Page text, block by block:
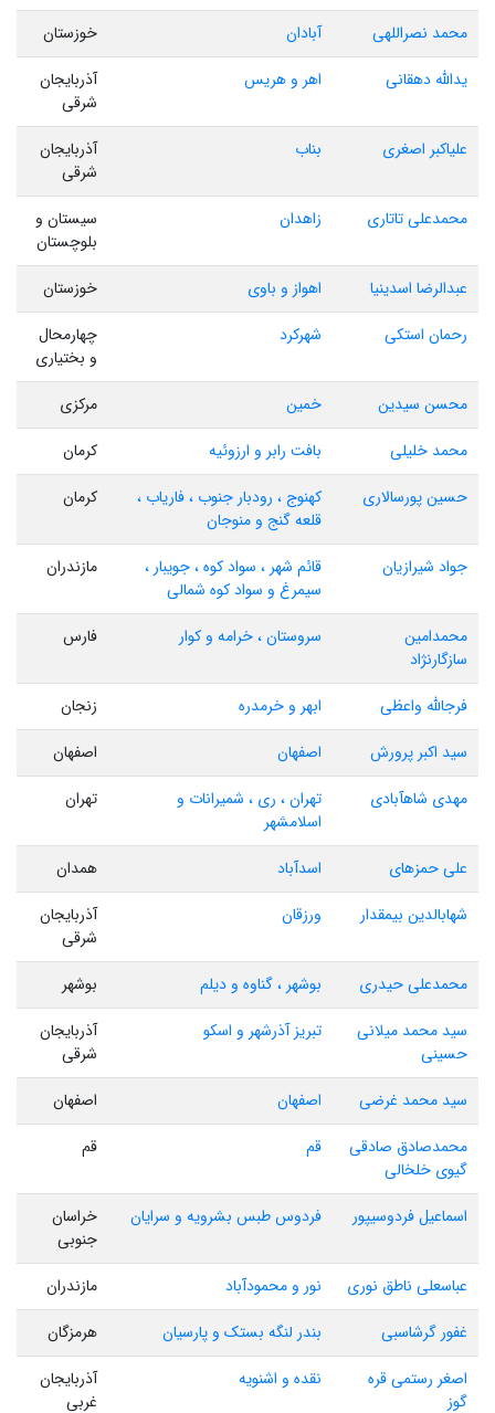
محمد نصراللهی آبادان
خوزستان
یدالله دهقانی
اهر و هریس
آذربایجان
شرقی
علیاکبر اصغری
بناب
آذربایجان
شرقی
محمدعلی تاتاری
زاهدان
سیستان و
بلوچستان
عبدالرضا اسدینیا
اهواز و باوی
خوزستان
رحمان استکی
شهرکرد
چهارمحال
و بختیاری
محسن سیدین
خمین
مرکزی
محمد خلیلی
بافت رابر و ارزوئیه
کرمان
حسین پورسالاری
کهنوج ، رودبار جنوب ، فاریاب ،
قلعه گنج و منوجان
کرمان
جواد شیرازیان
قائم شهر ، سواد کوه ، جویبار ،
سیمرغ و سواد کوه شمالی
مازندران
محمدامین
سازگارنژاد
سروستان ، خرامه و کوار فارس
فرجالله واعظی ابهر و خرمدره
زنجان
سید اکبر پرورش
اصفهان
اصفهان
مهدی شاهآبادی
تهران ، ری ، شمیرانات و
اسلامشهر
تهران
علی حمزهای اسدآباد
همدان
شهابالدین بیمقدار
ورزقان
آذربایجان
شرقی
محمدعلی حیدری
بوشهر ، گناوه و دیلم
بوشهر
سید محمد میلانی
حسینی
تبریز آذرشهر و اسکو
آذربایجان
شرقی
سید محمد غرضی
اصفهان
اصفهان
محمدصادق صادقی
گیوی خلخالی
قم قم
اسماعیل فردوسیپور فردوس طبس بشرویه و سرایان
خراسان
جنوبی
عباسعلی ناطق نوری
نور و محمودآباد
مازندران
غفور گرشاسبی
بندر لنگه بستک و پارسیان
هرمزگان
اصغر رستمی قره
گوز
نقده و اشنویه
آذربایجان
غربی